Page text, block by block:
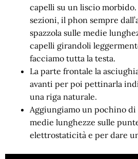
capelli su un liscio
sezioni, il phon sempre
spazzola sulle medie
capelli girandoli
facciamo tutta la testa.
La parte frontale la
avanti per poi pettinarla
una riga naturale.
Aggiungiamo un pochino di
medie lunghezze sulle
elettrostaticità e per dare